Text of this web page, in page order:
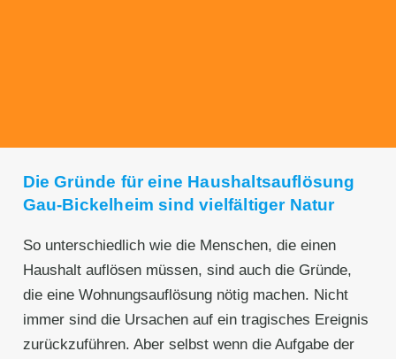
Die Gründe für eine Haushaltsauflösung
Gau-Bickelheim sind vielfältiger Natur
So unterschiedlich wie die Menschen, die einen
Haushalt auflösen müssen, sind auch die Gründe,
die eine Wohnungsauflösung nötig machen. Nicht
immer sind die Ursachen auf ein tragisches Ereignis
zurückzuführen. Aber selbst wenn die Aufgabe der